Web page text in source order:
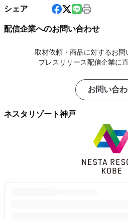
シェア
配信企業へのお問い合わせ
取材依頼・商品に対するお問
プレスリリース配信企業に
お問い合
ネスタリゾート神戸